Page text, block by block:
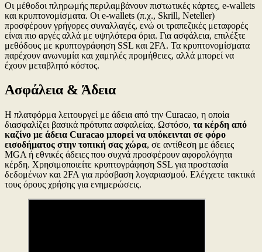
Οι μέθοδοι πληρωμής περιλαμβάνουν πιστωτικές κάρτες, e-wallets
και κρυπτονομίσματα. Οι e-wallets (π.χ., Skrill, Neteller)
προσφέρουν γρήγορες συναλλαγές, ενώ οι τραπεζικές μεταφορές
είναι πιο αργές αλλά με υψηλότερα όρια. Για ασφάλεια, επιλέξτε
μεθόδους με κρυπτογράφηση SSL και 2FA. Τα κρυπτονομίσματα
παρέχουν ανωνυμία και χαμηλές προμήθειες, αλλά μπορεί να
έχουν μεταβλητό κόστος.
Ασφάλεια & Άδεια
Η πλατφόρμα λειτουργεί με άδεια από την Curacao, η οποία
διασφαλίζει βασικά πρότυπα ασφαλείας. Ωστόσο, τα κέρδη από
καζίνο με άδεια Curacao μπορεί να υπόκεινται σε φόρο
εισοδήματος στην τοπική σας χώρα, σε αντίθεση με άδειες
MGA ή εθνικές άδειες που συχνά προσφέρουν αφορολόγητα
κέρδη. Χρησιμοποιείτε κρυπτογράφηση SSL για προστασία
δεδομένων και 2FA για πρόσβαση λογαριασμού. Ελέγχετε τακτικά
τους όρους χρήσης για ενημερώσεις.